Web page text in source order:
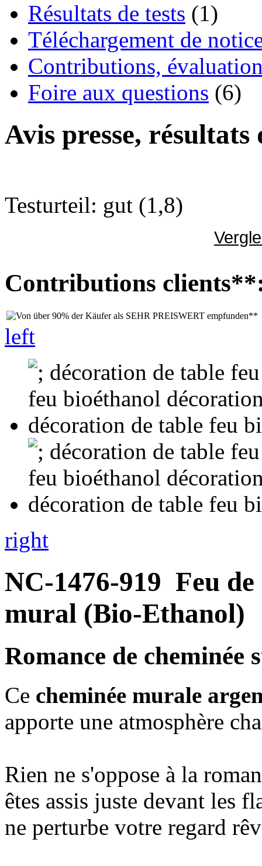
Résultats de tests (1)
Téléchargement de
Contributions,
Foire aux questions (6)
Avis presse, résultats
Testurteil: gut (1,8)
Contributions
left
right
NC-1476-919 Feu
mural (Bio-Ethanol)
Romance de cheminée
Ce cheminée murale
apporte une atmosphère
Rien ne s'oppose à la
êtes assis juste devant les
ne perturbe votre regard